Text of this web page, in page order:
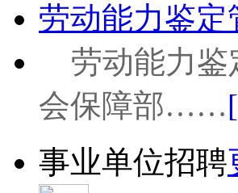
劳动能力鉴定
劳动能力鉴
会保障部……
事业单位招聘